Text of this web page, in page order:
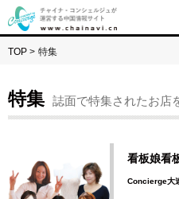
TOP > 特集
特集 誌面で特集されたお店
看板娘看
Concierge大